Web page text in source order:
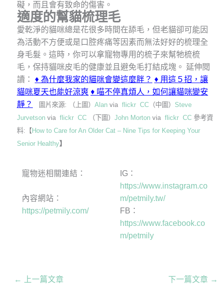
礙，而且會有致命的傷害。
適度的幫貓梳理毛
愛乾淨的貓咪總是花很多時間在舔毛，但老貓卻可能因
為活動不方便或是口腔疼痛等因素而無法好好的梳理全
身毛髮。這時，你可以拿寵物專用的梳子來幫牠梳梳
毛，保持貓咪皮毛的健康並且避免毛打結成塊。 延伸閱
讀：
♦ 為什麼我家的貓咪會變這麼胖？ ♦ 用這５招，讓
貓咪夏天也能好涼爽 ♦ 喵不停真煩人，如何讓貓咪變安
靜？
圖片來源: （上圖） Alanvia flickr CC（中圖） Steve
Jurvetsonvia flickr CC（下圖） John Mortonvia flickr CC 參考資
料:【 How to Care for An Older Cat – Nine Tips for Keeping Your
Senior Healthy】
寵物迷相關連結：
內容網站：
https://petmily.com/
IG：
https://www.instagram.co
m/petmily.tw/
FB：
https://www.facebook.co
m/petmily
← 上一篇文章 下一篇文章 →